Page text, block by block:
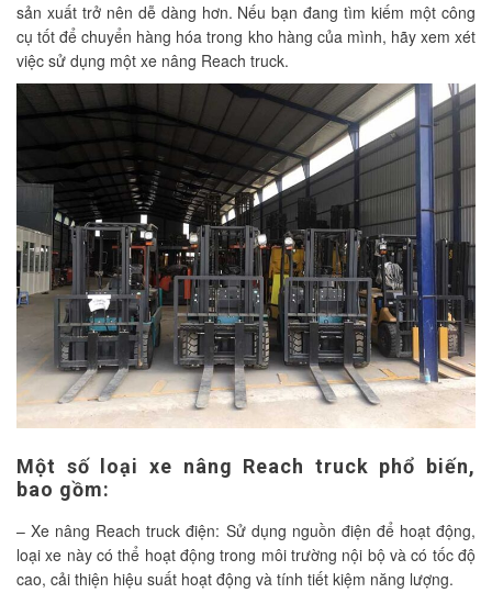
sản xuất trở nên dễ dàng hơn. Nếu bạn đang tìm kiếm một công
cụ tốt để chuyển hàng hóa trong kho hàng của mình, hãy xem xét
việc sử dụng một xe nâng Reach truck.
Một số loại xe nâng Reach truck phổ biến,
bao gồm:
– Xe nâng Reach truck điện: Sử dụng nguồn điện để hoạt động,
loại xe này có thể hoạt động trong môi trường nội bộ và có tốc độ
cao, cải thiện hiệu suất hoạt động và tính tiết kiệm năng lượng.